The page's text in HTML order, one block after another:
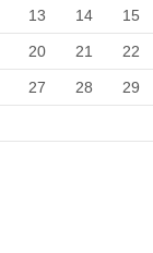
13 14 15
20 21 22
27 28 29